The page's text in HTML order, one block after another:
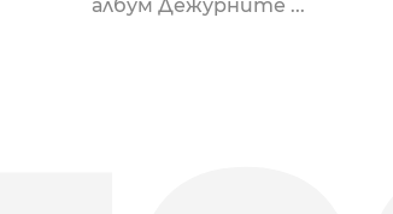
албум Дежурните ...